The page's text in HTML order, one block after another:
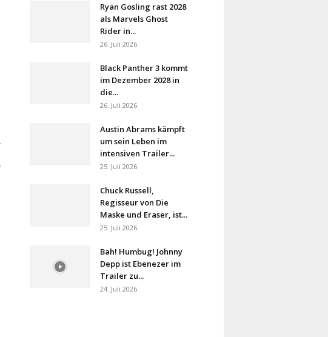
Ryan Gosling rast 2028
als Marvels Ghost
Rider in...
26. Juli 2026
Black Panther 3 kommt
im Dezember 2028 in
die...
26. Juli 2026
Austin Abrams kämpft
um sein Leben im
intensiven Trailer...
25. Juli 2026
Chuck Russell,
Regisseur von Die
Maske und Eraser, ist...
25. Juli 2026
Bah! Humbug! Johnny
Depp ist Ebenezer im
Trailer zu...
24. Juli 2026